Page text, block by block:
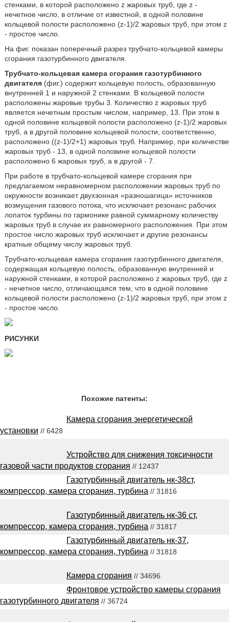
стенками, в которой расположено z жаровых труб, где z -
нечетное число, в отличие от известной, в одной половине
кольцевой полости расположено (z-1)/2 жаровых труб, при этом z
- простое число.
На фиг. показан поперечный разрез трубчато-кольцевой камеры
сгорания газотурбинного двигателя.
Трубчато-кольцевая камера сгорания газотурбинного
двигателя(фиг.) содержит кольцевую полость, образованную
внутренней 1 и наружной 2 стенками. В кольцевой полости
расположены жаровые трубы 3. Количество z жаровых труб
является нечетным простым числом, например, 13. При этом в
одной половине кольцевой полости расположено (z-1)/2 жаровых
труб, а в другой половине кольцевой полости, соответственно,
расположено ((z-1)/2+1) жаровых труб. Например, при количестве
жаровых труб - 13, в одной половине кольцевой полости
расположено 6 жаровых труб, а в другой - 7.
При работе в трубчато-кольцевой камере сгорания при
предлагаемом неравномерном расположении жаровых труб по
окружности возникает двухзонная «разношагица» источников
возмущения газового потока, что исключает резонанс рабочих
лопаток турбины по гармонике равной суммарному количеству
жаровых труб в случае их равномерного расположения. При этом
простое число жаровых труб исключает и другие резонансы
кратные общему числу жаровых труб.
Трубчато-кольцевая камера сгорания газотурбинного двигателя,
содержащая кольцевую полость, образованную внутренней и
наружной стенками, в которой расположено z жаровых труб, где z
- нечетное число, отличающаяся тем, что в одной половине
кольцевой полости расположено (z-1)/2 жаровых труб, при этом z
- простое число.
РИСУНКИ
Похожие патенты:
Камера сгорания энергетической
установки // 6428
Устройство для снижения токсичности
газовой части продуктов сгорания // 12437
Газотурбинный двигатель нк-38ст,
компрессор, камера сгорания, турбина // 31816
Газотурбинный двигатель нк-36 ст,
компрессор, камера сгорания, турбина // 31817
Газотурбинный двигатель нк-37,
компрессор, камера сгорания, турбина // 31818
Камера сгорания // 34696
Фронтовое устройство камеры сгорания
газотурбинного двигателя // 36724